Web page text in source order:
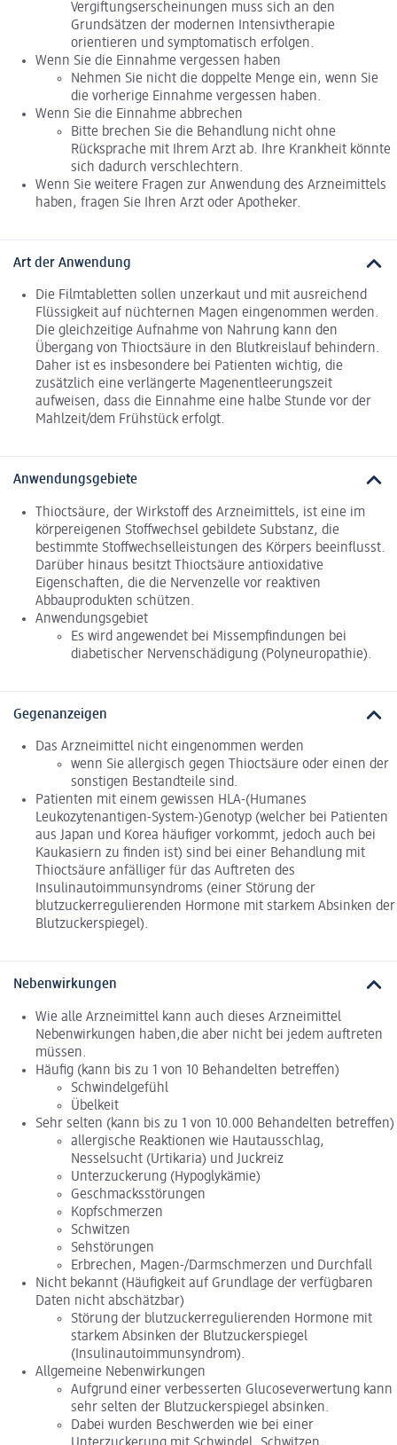
Vergiftungserscheinungen muss sich an den
Grundsätzen der modernen Intensivtherapie
orientieren und symptomatisch erfolgen.
Wenn Sie die Einnahme vergessen haben
Nehmen Sie nicht die doppelte Menge ein, wenn Sie
die vorherige Einnahme vergessen haben.
Wenn Sie die Einnahme abbrechen
Bitte brechen Sie die Behandlung nicht ohne
Rücksprache mit Ihrem Arzt ab. Ihre Krankheit könnte
sich dadurch verschlechtern.
Wenn Sie weitere Fragen zur Anwendung des Arzneimittels
haben, fragen Sie Ihren Arzt oder Apotheker.
Art der Anwendung
Die Filmtabletten sollen unzerkaut und mit ausreichend
Flüssigkeit auf nüchternen Magen eingenommen werden.
Die gleichzeitige Aufnahme von Nahrung kann den
Übergang von Thioctsäure in den Blutkreislauf behindern.
Daher ist es insbesondere bei Patienten wichtig, die
zusätzlich eine verlängerte Magenentleerungszeit
aufweisen, dass die Einnahme eine halbe Stunde vor der
Mahlzeit/dem Frühstück erfolgt.
Anwendungsgebiete
Thioctsäure, der Wirkstoff des Arzneimittels, ist eine im
körpereigenen Stoffwechsel gebildete Substanz, die
bestimmte Stoffwechselleistungen des Körpers beeinflusst.
Darüber hinaus besitzt Thioctsäure antioxidative
Eigenschaften, die die Nervenzelle vor reaktiven
Abbauprodukten schützen.
Anwendungsgebiet
Es wird angewendet bei Missempfindungen bei
diabetischer Nervenschädigung (Polyneuropathie).
Gegenanzeigen
Das Arzneimittel nicht eingenommen werden
wenn Sie allergisch gegen Thioctsäure oder einen der
sonstigen Bestandteile sind.
Patienten mit einem gewissen HLA-(Humanes
Leukozytenantigen-System-)Genotyp (welcher bei Patienten
aus Japan und Korea häufiger vorkommt, jedoch auch bei
Kaukasiern zu finden ist) sind bei einer Behandlung mit
Thioctsäure anfälliger für das Auftreten des
Insulinautoimmunsyndroms (einer Störung der
blutzuckerregulierenden Hormone mit starkem Absinken der
Blutzuckerspiegel).
Nebenwirkungen
Wie alle Arzneimittel kann auch dieses Arzneimittel
Nebenwirkungen haben,die aber nicht bei jedem auftreten
müssen.
Häufig (kann bis zu 1 von 10 Behandelten betreffen)
Schwindelgefühl
Übelkeit
Sehr selten (kann bis zu 1 von 10.000 Behandelten betreffen)
allergische Reaktionen wie Hautausschlag,
Nesselsucht (Urtikaria) und Juckreiz
Unterzuckerung (Hypoglykämie)
Geschmacksstörungen
Kopfschmerzen
Schwitzen
Sehstörungen
Erbrechen, Magen-/Darmschmerzen und Durchfall
Nicht bekannt (Häufigkeit auf Grundlage der verfügbaren
Daten nicht abschätzbar)
Störung der blutzuckerregulierenden Hormone mit
starkem Absinken der Blutzuckerspiegel
(Insulinautoimmunsyndrom).
Allgemeine Nebenwirkungen
Aufgrund einer verbesserten Glucoseverwertung kann
sehr selten der Blutzuckerspiegel absinken.
Dabei wurden Beschwerden wie bei einer